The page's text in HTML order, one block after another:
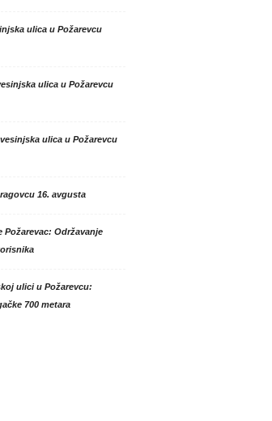
ulica u Požarevcu
ulica u Požarevcu
ulica u Požarevcu
16. avgusta
Požarevac: Održavanje
ulici u Požarevcu:
700 metara